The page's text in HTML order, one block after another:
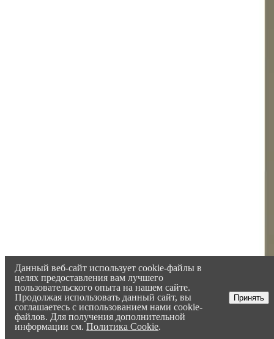
Данный веб-сайт использует cookie-файлы в
целях предоставления вам лучшего
пользовательского опыта на нашем сайте.
Продолжая использовать данный сайт, вы
соглашаетесь с использованием нами cookie-
файлов. Для получения дополнительной
информации см.Политика Cookie.
Принять